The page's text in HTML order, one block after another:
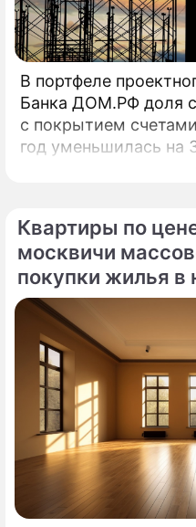
В портфеле
Банка ДОМ.РФ доля
с покрытием
год уменьшилась на
начале 2026 года
Квартиры по
москвичи
покупки жилья в